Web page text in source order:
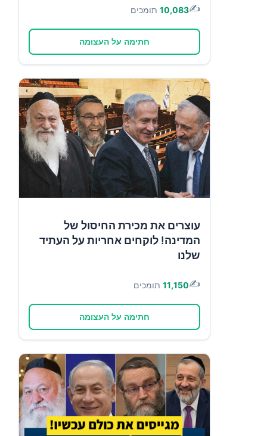
✍️
10,083 תומכים
חתימה על העצומה
עוצרים את מכירת החיסול של
המדינה! לוקחים אחריות על העתיד
שלנו
✍️
11,150 תומכים
חתימה על העצומה